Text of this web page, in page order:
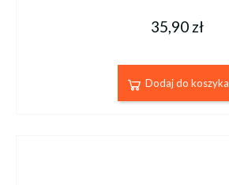
35,90 zł
Dodaj do koszyka